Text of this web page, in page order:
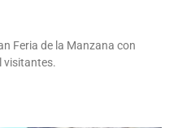
Feria de la Manzana con
visitantes.